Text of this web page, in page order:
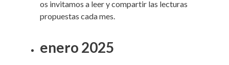
os invitamos a leer y compartir las lecturas
propuestas cada mes.
enero 2025